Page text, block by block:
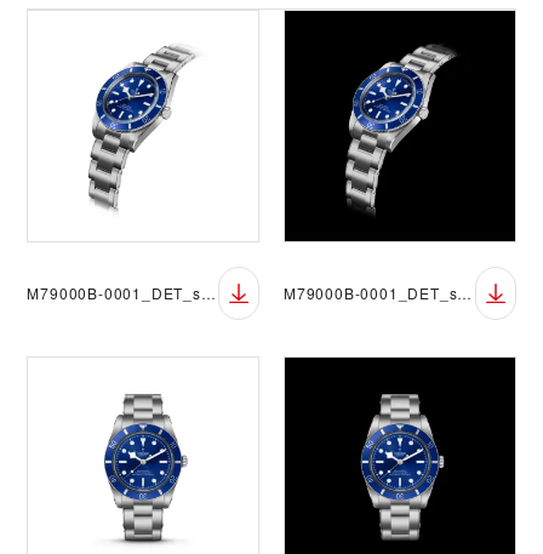
M79000B-0001_DET_sRGB_BGW M79000B-0001_DET_sRGB_BGB